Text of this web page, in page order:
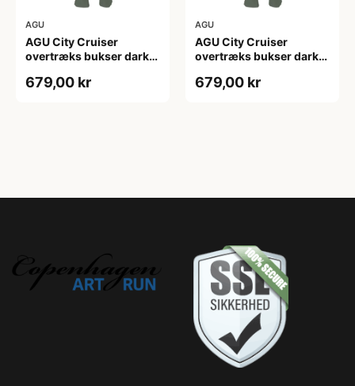
AGU
AGU City Cruiser
overtræks bukser dark
679,00 kr
AGU
AGU City Cruiser
overtræks bukser dark
679,00 kr